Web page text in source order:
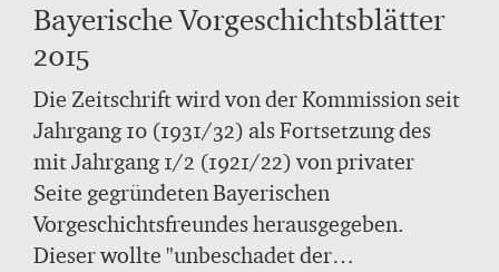
Bayerische Vorgeschichtsblätter
2015
Die Zeitschrift wird von der Kommission seit
Jahrgang 10 (1931/32) als Fortsetzung des
mit Jahrgang 1/2 (1921/22) von privater
Seite gegründeten Bayerischen
Vorgeschichtsfreundes herausgegeben.
Dieser wollte "unbeschadet der